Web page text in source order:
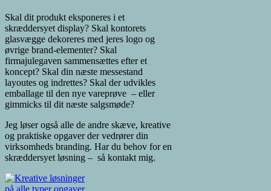
Skal dit produkt eksponeres i et
skræddersyet display? Skal kontorets
glasvægge dekoreres med jeres logo og
øvrige brand-elementer? Skal
firmajulegaven sammensættes efter et
koncept? Skal din næste messestand
layoutes og indrettes? Skal der udvikles
emballage til den nye vareprøve – eller
gimmicks til dit næste salgsmøde?
Jeg løser også alle de andre skæve, kreative
og praktiske opgaver der vedrører din
virksomheds branding. Har du behov for en
skræddersyet løsning – så kontakt mig.